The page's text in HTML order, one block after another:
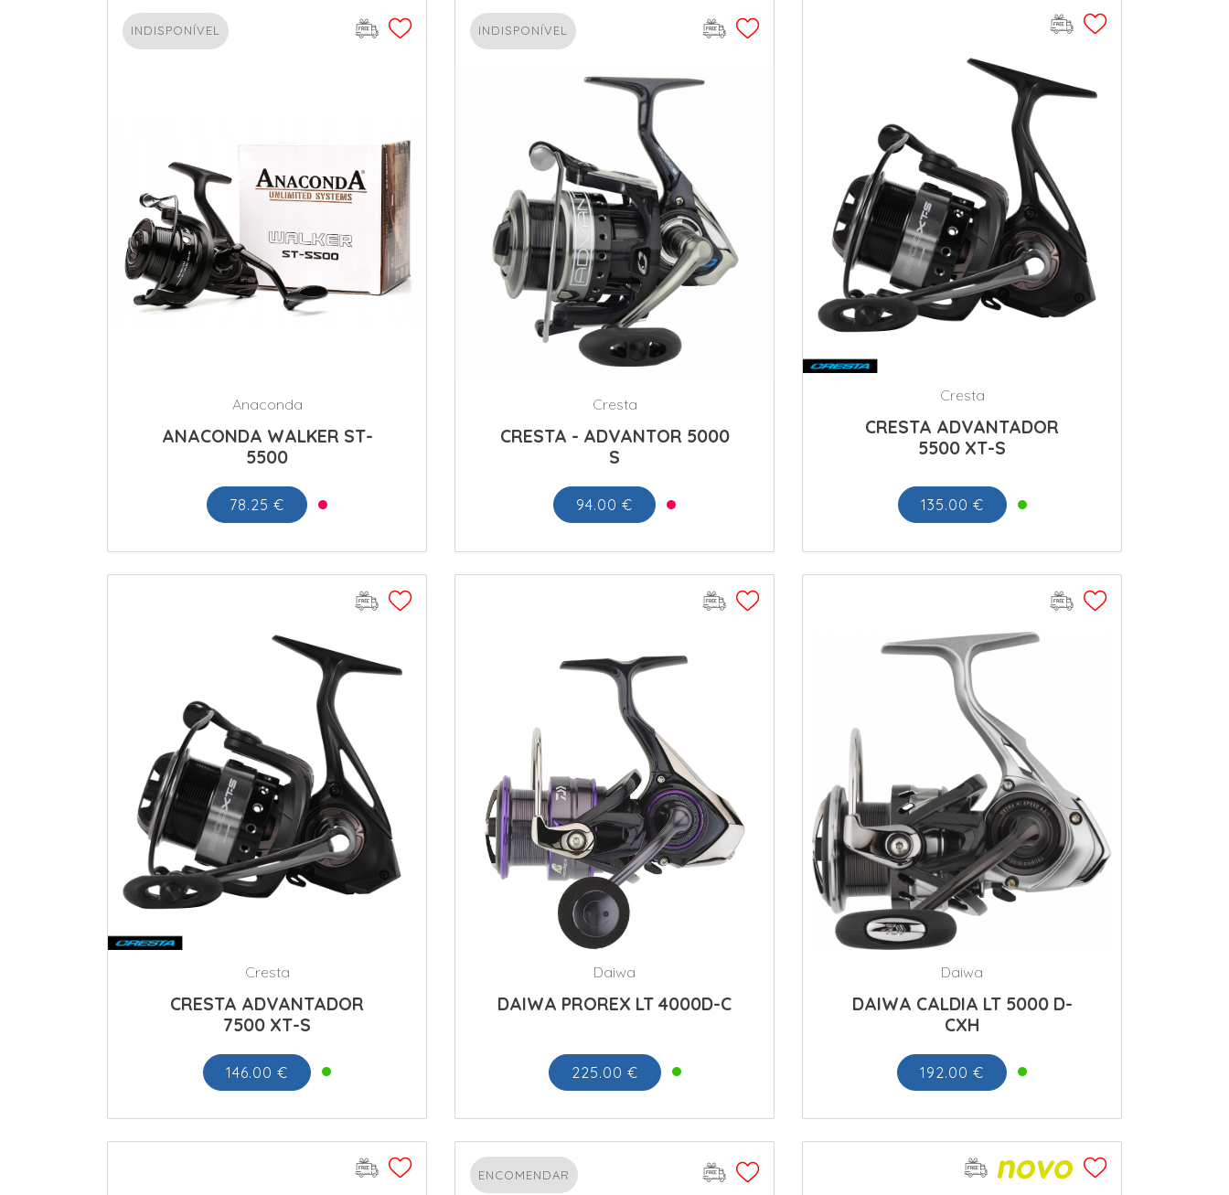
INDISPONÍVEL
Anaconda
ANACONDA WALKER ST-
5500
78.25 €
INDISPONÍVEL
Cresta
CRESTA - ADVANTOR 5000
S
94.00 €
Cresta
CRESTA ADVANTADOR
5500 XT-S
135.00 €
Cresta
CRESTA ADVANTADOR
7500 XT-S
146.00 €
Daiwa
DAIWA PROREX LT 4000D-C
225.00 €
Daiwa
DAIWA CALDIA LT 5000 D-
CXH
192.00 €
ENCOMENDAR